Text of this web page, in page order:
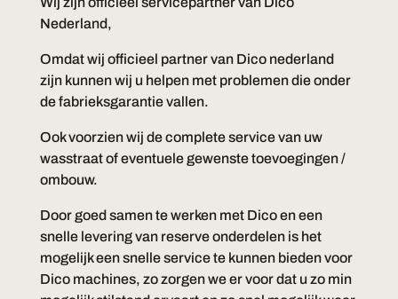
Nederland,
Omdat wij officieel partner van Dico nederland
zijn kunnen wij u helpen met problemen die onder
de fabrieksgarantie vallen.
Ook voorzien wij de complete service van uw
wasstraat of eventuele gewenste toevoegingen /
ombouw.
Door goed samen te werken met Dico en een
snelle levering van reserve onderdelen is het
mogelijk een snelle service te kunnen bieden voor
Dico machines, zo zorgen we er voor dat u zo min